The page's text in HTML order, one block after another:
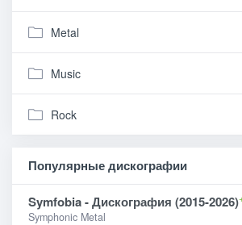
Metal
Music
Rock
Популярные дискографии
Symfobia - Дискография (2015-2026)
Symphonic Metal